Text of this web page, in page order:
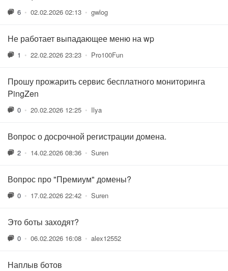
6 • 02.02.2026 02:13 • gwlog
Не работает выпадающее меню на wp
1 • 22.02.2026 23:23 • Pro100Fun
Прошу прожарить сервис бесплатного мониторинга
PingZen
0 • 20.02.2026 12:25 • Ilya
Вопрос о досрочной регистрации домена.
2 • 14.02.2026 08:36 • Suren
Вопрос про "Премиум" домены?
0 • 17.02.2026 22:42 • Suren
Это боты заходят?
0 • 06.02.2026 16:08 • alex12552
Наплыв ботов